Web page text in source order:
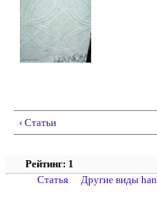
‹ Статьи
Рейтинг: 1
Статья
Другие виды